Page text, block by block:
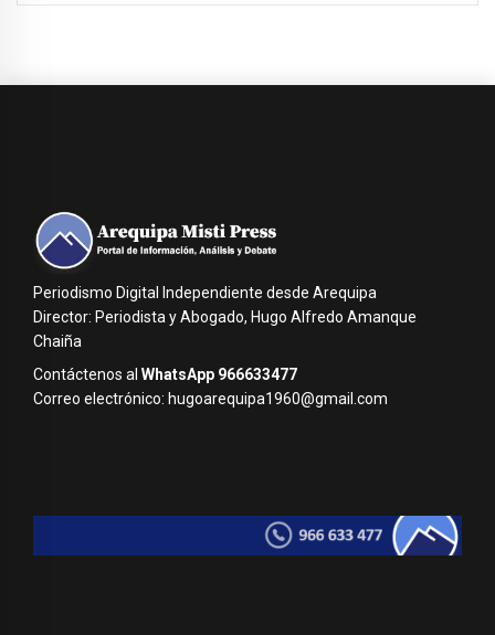
Periodismo Digital Independiente desde Arequipa
Director: Periodista y Abogado, Hugo Alfredo Amanque
Chaiña
Contáctenos al WhatsApp 966633477
Correo electrónico: hugoarequipa1960@gmail.com